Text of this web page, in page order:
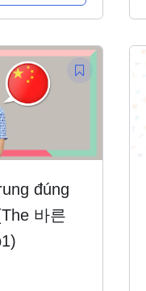
đúng
바른